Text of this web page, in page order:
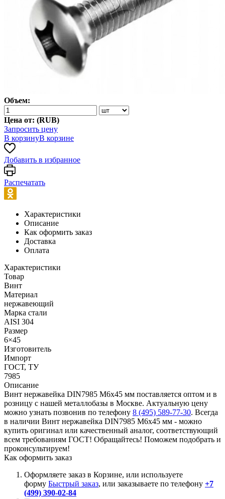
Объем:
Цена от: (RUB)
Запросить цену
В корзинуВ корзине
Добавить в избранное
Распечатать
Характеристики
Описание
Как оформить заказ
Доставка
Оплата
Характеристики
Товар
Винт
Материал
нержавеющий
Марка стали
AISI 304
Размер
6×45
Изготовитель
Импорт
ГОСТ, ТУ
7985
Описание
Винт нержавейка DIN7985 М6х45 мм поставляется оптом и в
розницу с нашей металлобазы в Москве. Актуальную цену
можно узнать позвонив по телефону 8 (495) 589-77-30. Всегда
в наличии Винт нержавейка DIN7985 М6х45 мм - можно
купить оригинал или качественный аналог, соответствующий
всем требованиям ГОСТ! Обращайтесь! Поможем подобрать и
проконсультируем!
Как оформить заказ
Оформляете заказ в Корзине, или используете
форму Быстрый заказ, или заказываете по телефону +7
(499) 390-02-84